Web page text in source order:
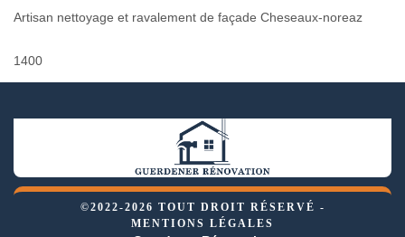
Artisan nettoyage et ravalement de façade Cheseaux-noreaz
1400
©2022-2026 TOUT DROIT RÉSERVÉ -
MENTIONS LÉGALES